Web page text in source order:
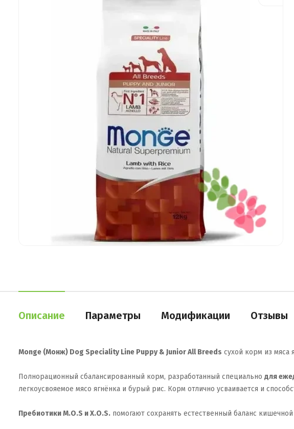
Описание Параметры Модификации Отзывы
Monge (Монж) Dog Speciality Line Puppy & Junior All Breeds сухой корм из мяса
Полнорационный сбалансированный корм, разработанный специально для
легкоусвояемое мясо ягнёнка и бурый рис. Корм отлично усваивается и
Пребиотики М.О.S и X.O.S. помогают сохранять естественный баланс